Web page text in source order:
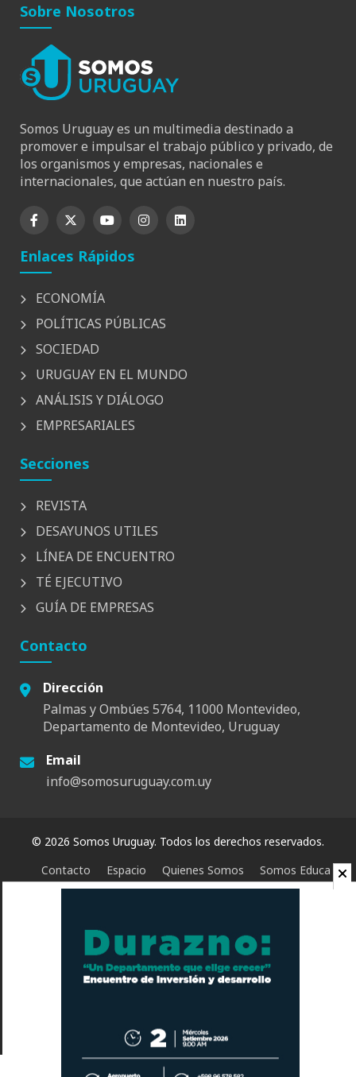
Sobre Nosotros
Somos Uruguay es un multimedia destinado a
promover e impulsar el trabajo público y privado, de
los organismos y empresas, nacionales e
internacionales, que actúan en nuestro país.
Enlaces Rápidos
ECONOMÍA
POLÍTICAS PÚBLICAS
SOCIEDAD
URUGUAY EN EL MUNDO
ANÁLISIS Y DIÁLOGO
EMPRESARIALES
Secciones
REVISTA
DESAYUNOS UTILES
LÍNEA DE ENCUENTRO
TÉ EJECUTIVO
GUÍA DE EMPRESAS
Contacto
Dirección
Palmas y Ombúes 5764, 11000 Montevideo,
Departamento de Montevideo, Uruguay
Email
info@somosuruguay.com.uy
© 2026 Somos Uruguay. Todos los derechos reservados.
Contacto
Espacio Quienes Somos Somos Educa